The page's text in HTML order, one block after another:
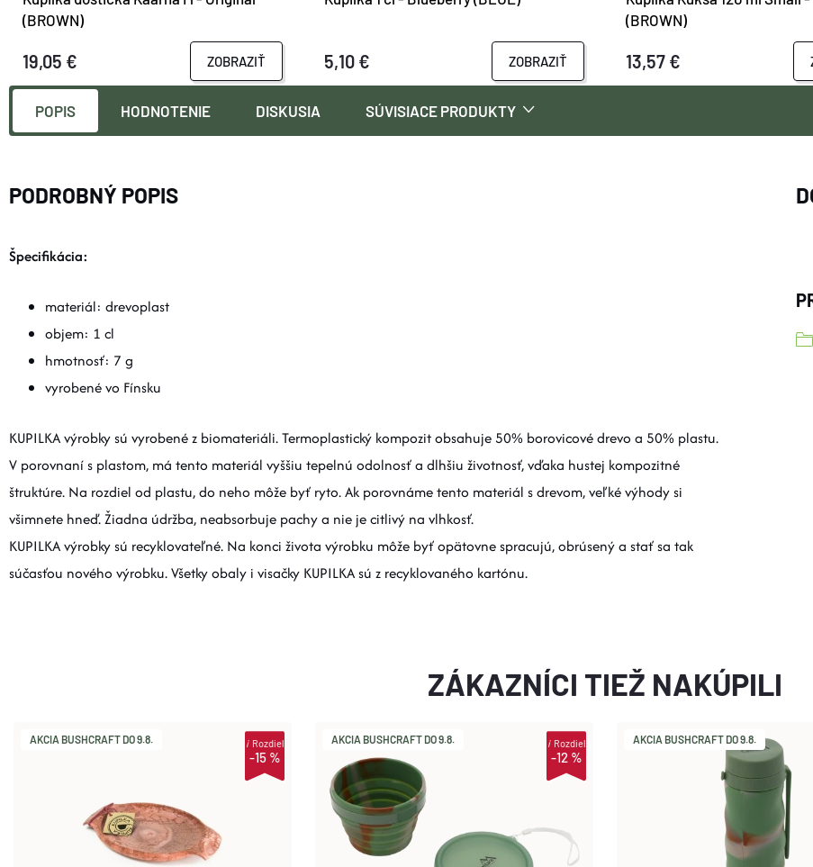
(BROWN)
19,05 € ZOBRAZIŤ 5,10 € ZOBRAZIŤ
(BROWN)
13,57 €
POPIS HODNOTENIE DISKUSIA SÚVISIACE PRODUKTY
PODROBNÝ POPIS
Špecifikácia:
materiál: drevoplast
objem: 1 cl
hmotnosť: 7 g
vyrobené vo Fínsku
KUPILKA výrobky sú vyrobené z biomateriáli. Termoplastický kompozit obsahuje 50% borovicové drevo a 50% plastu.
V porovnaní s plastom, má tento materiál vyššiu tepelnú odolnosť a dlhšiu životnosť, vďaka hustej kompozitné
štruktúre. Na rozdiel od plastu, do neho môže byť ryto. Ak porovnáme tento materiál s drevom, veľké výhody si
všimnete hneď. Žiadna údržba, neabsorbuje pachy a nie je citlivý na vlhkosť.
KUPILKA výrobky sú recyklovateľné. Na konci života výrobku môže byť opätovne spracujú, obrúsený a stať sa tak
súčasťou nového výrobku. Všetky obaly i visačky KUPILKA sú z recyklovaného kartónu.
ZÁKAZNÍCI TIEŽ NAKÚPILI
AKCIA BUSHCRAFT DO 9.8.
-15 %
iRozdiel AKCIA BUSHCRAFT DO 9.8.
-12 %
iRozdiel AKCIA BUSHCRAFT DO 9.8.